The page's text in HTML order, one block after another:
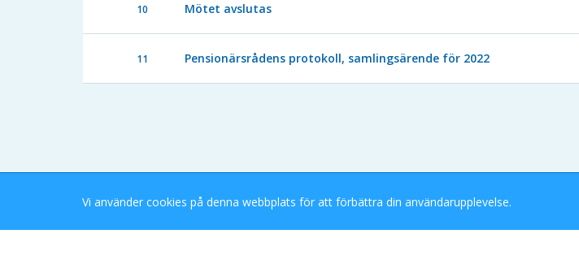
10 Mötet avslutas
11 Pensionärsrådens protokoll, samlingsärende för 2022
Stockholms Stad eDok Meetings
Vi använder cookies på denna webbplats för att förbättra din användarupplevelse.